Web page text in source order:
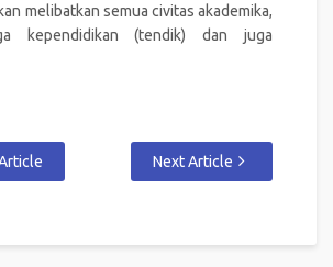
melibatkan semua civitas akademika,
kependidikan (tendik) dan juga
Next Article